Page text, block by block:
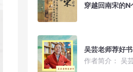
吴芸老师荐好书